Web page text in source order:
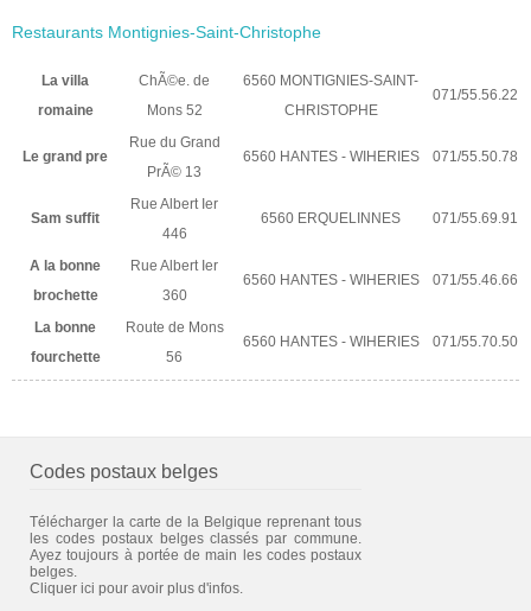
Restaurants Montignies-Saint-Christophe
La villa
romaine
ChÃ©e. de
Mons 52
6560 MONTIGNIES-SAINT-
CHRISTOPHE
071/55.56.22
Le grand pre
Rue du Grand
PrÃ© 13
6560 HANTES - WIHERIES 071/55.50.78
Sam suffit
Rue Albert Ier
446
6560 ERQUELINNES 071/55.69.91
A la bonne
brochette
Rue Albert Ier
360
6560 HANTES - WIHERIES 071/55.46.66
La bonne
fourchette
Route de Mons
56
6560 HANTES - WIHERIES 071/55.70.50
Codes postaux belges
Télécharger la carte de la Belgique reprenant tous
les codes postaux belges classés par commune.
Ayez toujours à portée de main les codes postaux
belges.
Cliquer ici pour avoir plus d'infos.